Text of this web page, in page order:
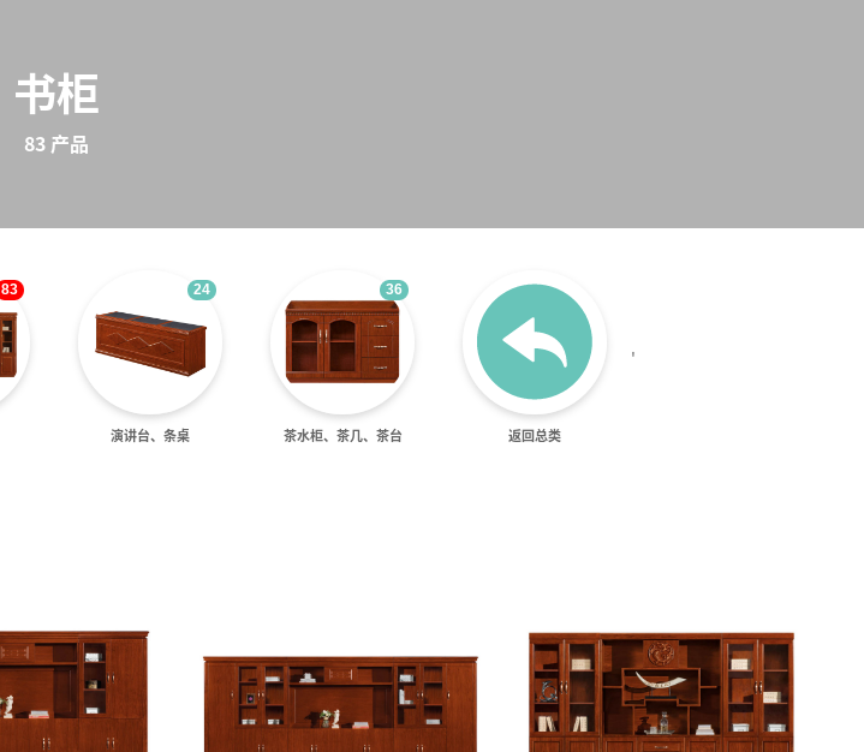
书柜
83 产品
83 24
演讲台、条桌
36
茶水柜、茶几、茶台 返回总类
'